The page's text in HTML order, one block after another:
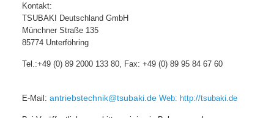
Kontakt:
TSUBAKI Deutschland GmbH
Münchner Straße 135
85774 Unterföhring
Tel.:+49 (0) 89 2000 133 80, Fax: +49 (0) 89 95 84 67 60
E-Mail:antriebstechnik@tsubaki.de Web: http://tsubaki.de